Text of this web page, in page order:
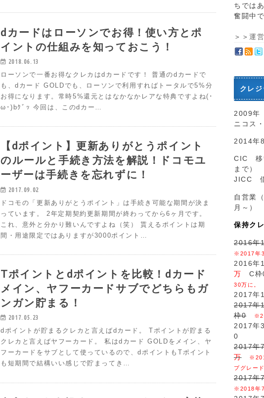
dカードはローソンでお得！使い方とポ
イントの仕組みを知っておこう！
2018.06.13
ローソンで一番お得なクレカはdカードです！ 普通のdカードで
も、dカード GOLDでも、ローソンで利用すればトータルで5%分
お得になります。常時5%還元とはなかなかレアな特典ですよね(･
ω･)bｸﾞｯ 今回は、このdカー…
【dポイント】更新ありがとうポイント
のルールと手続き方法を解説！ドコモユ
ーザーは手続きを忘れずに！
2017.09.02
ドコモの「更新ありがとうポイント」は手続き可能な期間が決ま
っています。 2年定期契約更新期間が終わってから6ヶ月です。
これ、意外と分かり難いんですよね（笑） 貰えるポイントは期
間・用途限定ではありますが3000ポイント…
Tポイントとdポイントを比較！dカード
メイン、ヤフーカードサブでどちらもガ
ンガン貯まる！
2017.05.23
dポイントが貯まるクレカと言えばdカード。 Tポイントが貯まる
クレカと言えばヤフーカード。 私はdカード GOLDをメイン、ヤ
フーカードをサブとして使っているので、dポイントもTポイント
も短期間で結構いい感じで貯まってき…
ちでは
奮闘中
＞＞運
クレ
2009年
ニコス
2014年
CIC 移
まで）
JICC 借
自営業
月～）
保持ク
2016
※2017年3
2016
万
C
30万に。
2017
2017
枠0
2017
0
2017
万
プグレード
2017
※2018年